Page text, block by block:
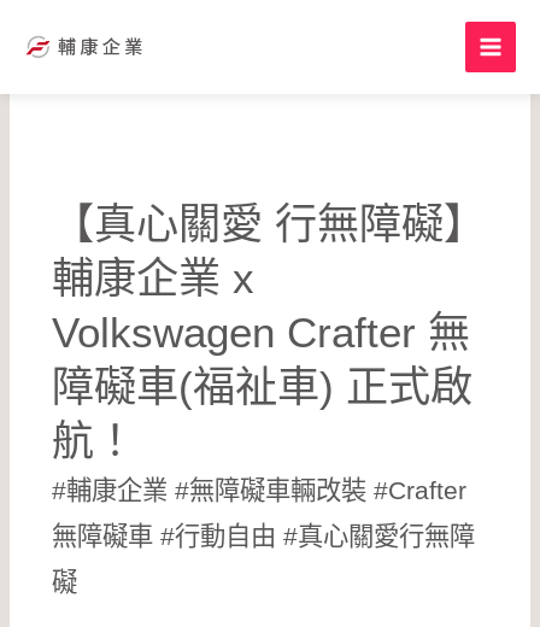
【真心關愛 行無障礙】
輔康企業 x
Volkswagen Crafter 無
障礙車(福祉車) 正式啟
航！
#輔康企業 #無障礙車輛改裝 #Crafter
無障礙車 #行動自由 #真心關愛行無障
礙